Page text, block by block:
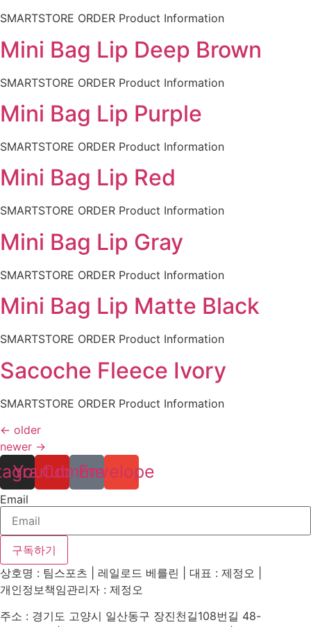
SMARTSTORE ORDER Product Information
Mini Bag Lip Deep Brown
SMARTSTORE ORDER Product Information
Mini Bag Lip Purple
SMARTSTORE ORDER Product Information
Mini Bag Lip Red
SMARTSTORE ORDER Product Information
Mini Bag Lip Gray
SMARTSTORE ORDER Product Information
Mini Bag Lip Matte Black
SMARTSTORE ORDER Product Information
Sacoche Fleece Ivory
SMARTSTORE ORDER Product Information
← older
newer →
Youtube
Comment
Envelope
Email
구독하기
상호명 : 팀스포츠 | 레일로드 베를린 | 대표 : 제정오 |
개인정보책임관리자 : 제정오
주소 : 경기도 고양시 일산동구 장진천길108번길 48-